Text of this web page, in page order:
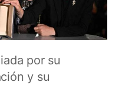
por su
y su